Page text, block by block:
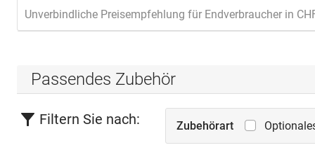
Unverbindliche Preisempfehlung für Endverbraucher in
Passendes Zubehör
Filtern Sie nach: Zubehörart